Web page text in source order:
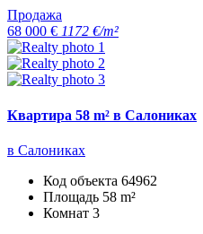
Продажа
68 000 € 1172 €/m²
Квартира 58 m² в Салониках
в Салониках
Код объекта 64962
Площадь 58 m²
Комнат 3